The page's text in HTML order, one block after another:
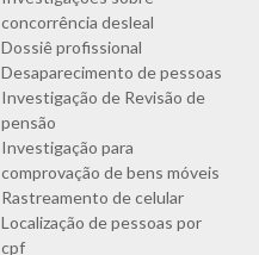
concorrência desleal
Dossiê profissional
Desaparecimento de pessoas
Investigação de Revisão de
pensão
Investigação para
comprovação de bens móveis
Rastreamento de celular
Localização de pessoas por
cpf